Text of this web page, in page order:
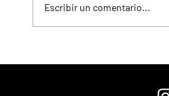
Escribir un comentario...